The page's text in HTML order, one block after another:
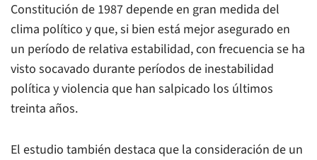
Constitución de 1987 depende en gran medida del
clima político y que, si bien está mejor asegurado en
un período de relativa estabilidad, con frecuencia se ha
visto socavado durante períodos de inestabilidad
política y violencia que han salpicado los últimos
treinta años.
El estudio también destaca que la consideración de un